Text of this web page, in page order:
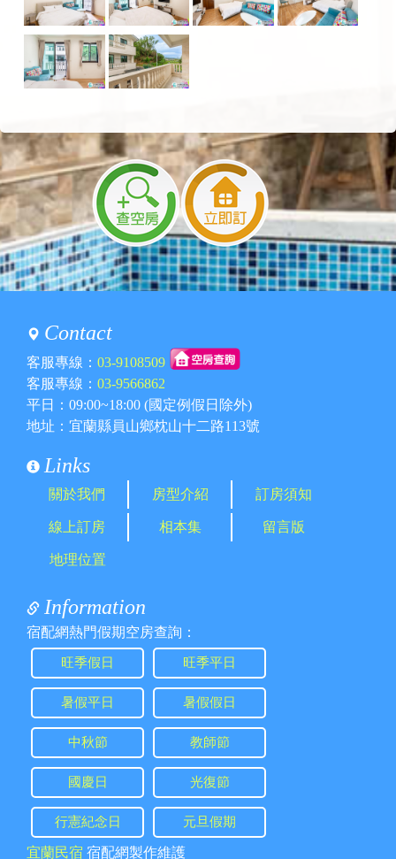
Contact
客服專線： 03-9108509
客服專線： 03-9566862
平日：09:00~18:00 (國定例假日除外)
地址：宜蘭縣員山鄉枕山十二路113號
Links
關於我們 房型介紹 訂房須知
線上訂房 相本集 留言版
地理位置
Information
宿配網熱門假期空房查詢：
旺季假日 旺季平日
暑假平日 暑假假日
中秋節 教師節
國慶日 光復節
行憲紀念日 元旦假期
宜蘭民宿 宿配網製作維護